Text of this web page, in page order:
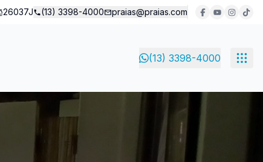
26037J (13) 3398-4000 praias@praias.com
(13) 3398-4000